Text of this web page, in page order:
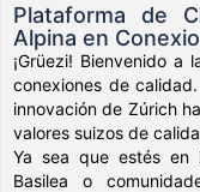
Plataforma de
Alpina en
¡Grüezi! Bienvenido a
conexiones de
innovación de Zúrich
valores suizos de
Ya sea que estés en
Basilea o